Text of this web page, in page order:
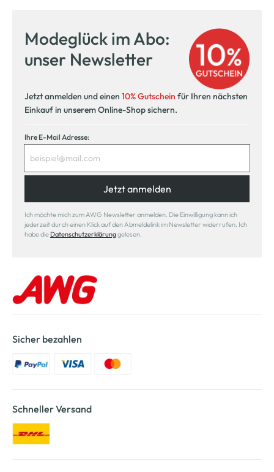
Modeglück im Abo:
unser Newsletter
Jetzt anmelden und einen 10% Gutschein für Ihren nächsten
Einkauf in unserem Online-Shop sichern.
Ihre E-Mail Adresse:
Jetzt anmelden
Ich möchte mich zum AWG Newsletter anmelden. Die Einwilligung kann ich
jederzeit durch einen Klick auf den Abmeldelink im Newsletter widerrufen. Ich
habe die Datenschutzerklärunggelesen.
Sicher bezahlen
Schneller Versand